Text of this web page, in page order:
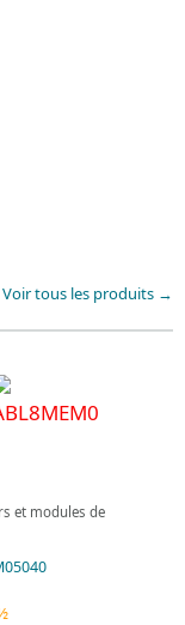
Voir tous les produits →
et modules de